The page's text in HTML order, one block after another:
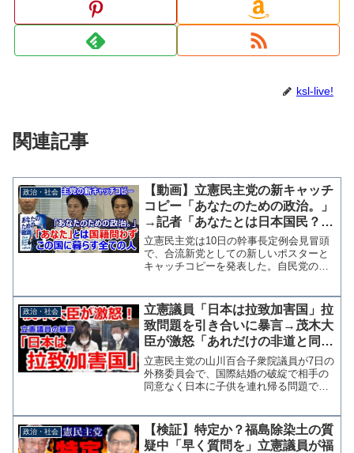
ksl-live!
関連記事
政治・社会
【動画】立憲民主党の新キャッチ
コピー「あなたのための政治。」
→記者「あなたとは日本国民？」
蓮舫「国籍を問わずこの国に暮ら
す全ての方です」
立憲民主党は10日の幹事長定例会見冒頭
で、合流新党としての新しいポスターと
キャッチコピーを発表した。自民党の
を"あなた"に言い換えたという。 会見
で蓮舫国民運動・広報本部...
政治・社会
立憲議員「日本は拉致加害国」拉
致問題を引き合いに暴言→茂木大
臣が激怒「あれだけの非道と同列
に語るな」
立憲民主党の山川百合子衆院議員が7日の
外務委員会で、国際結婚の破綻で相手の
同意なく日本に子供を連れ帰る問題で
際世論を動かすことで解決しようとして
いる我が国にとっては見過...
政治・社会
【検証】特定か？福島除染土の質
疑中「早く質問を」立憲議員が福